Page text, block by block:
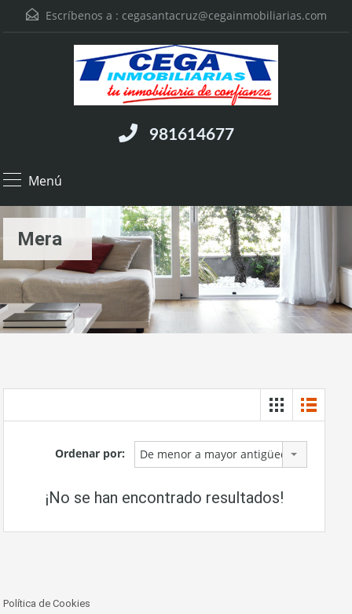
Escríbenos a : cegasantacruz@cegainmobiliarias.com
981614677
Menú
Mera
Ordenar por: De menor a mayor antigüedad
¡No se han encontrado resultados!
Política de Cookies